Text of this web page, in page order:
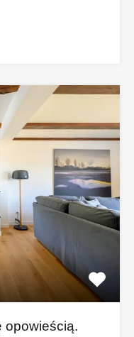
opowieścią.